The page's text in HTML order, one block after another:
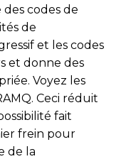
codes de
de
et les codes
et donne des
Voyez les
Ceci réduit
fait
frein pour
de la